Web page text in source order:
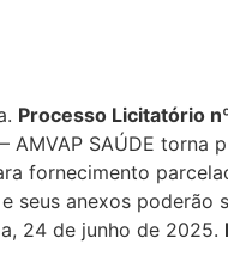
Processo Licitatório
AMVAP SAÚDE torna
fornecimento
seus anexos
24 de junho de 2025.